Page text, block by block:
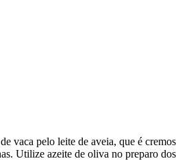
vaca pelo leite de aveia, que é
Utilize azeite de oliva no preparo